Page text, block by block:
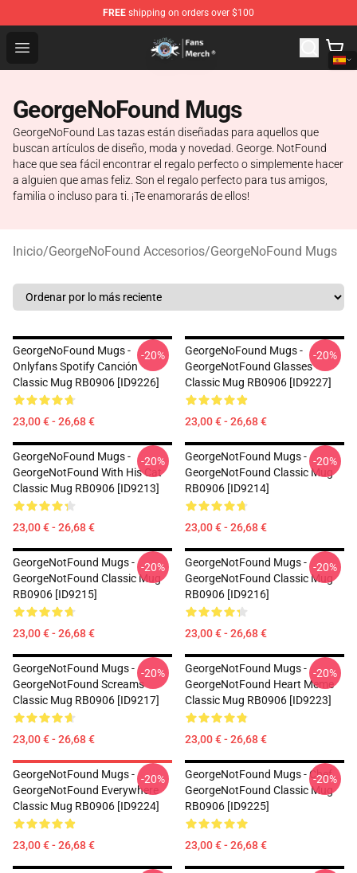
FREE shipping on orders over $100
Open menu
GeorgeNotFound Store - Official GeorgeNotFound
GeorgeNoFound Mugs
GeorgeNoFound Las tazas están diseñadas para aquellos que
buscan artículos de diseño, moda y novedad. George. NotFound
hace que sea fácil encontrar el regalo perfecto o simplemente hacer
a alguien que amas feliz. Son el regalo perfecto para tus amigos,
familia o incluso para ti. ¡Te enamorarás de ellos!
Inicio/GeorgeNoFound Accesorios/GeorgeNoFound Mugs
GeorgeNoFound Mugs -
Onlyfans Spotify Canción
Classic Mug RB0906 [ID9226]
23,00 € - 26,68 €
-20%
GeorgeNoFound Mugs -
GeorgeNotFound Glasses
Classic Mug RB0906 [ID9227]
23,00 € - 26,68 €
-20%
GeorgeNoFound Mugs -
GeorgeNotFound With His Cat
Classic Mug RB0906 [ID9213]
23,00 € - 26,68 €
-20%
GeorgeNotFound Mugs -
GeorgeNotFound Classic Mug
RB0906 [ID9214]
23,00 € - 26,68 €
-20%
GeorgeNotFound Mugs -
GeorgeNotFound Classic Mug
RB0906 [ID9215]
23,00 € - 26,68 €
-20%
GeorgeNotFound Mugs -
GeorgeNotFound Classic Mug
RB0906 [ID9216]
23,00 € - 26,68 €
-20%
GeorgeNotFound Mugs -
GeorgeNotFound Screams
Classic Mug RB0906 [ID9217]
23,00 € - 26,68 €
-20%
GeorgeNotFound Mugs -
GeorgeNotFound Heart Meme
Classic Mug RB0906 [ID9223]
23,00 € - 26,68 €
-20%
GeorgeNotFound Mugs -
GeorgeNotFound Everywhere
Classic Mug RB0906 [ID9224]
23,00 € - 26,68 €
-20%
GeorgeNotFound Mugs - Chef
GeorgeNotFound Classic Mug
RB0906 [ID9225]
23,00 € - 26,68 €
-20%